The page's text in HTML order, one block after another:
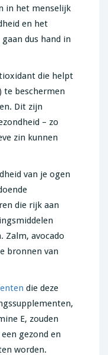
in het menselijk
en het
dus hand in
die helpt
te beschermen
Dit zijn
– zo
zin kunnen
van je ogen
die rijk aan
Zalm, avocado
bronnen van
die deze
E, zouden
gezond en
worden.